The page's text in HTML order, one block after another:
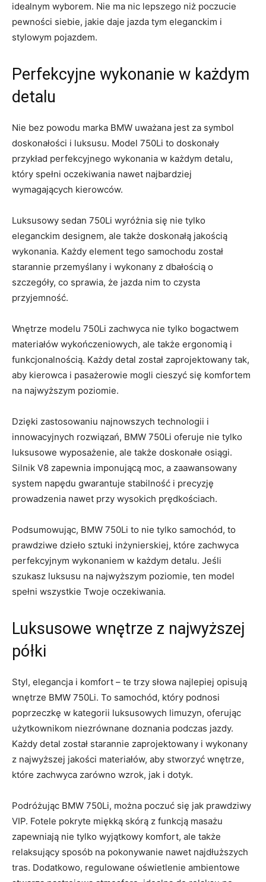
idealnym wyborem. Nie ma ​nic⁢ lepszego niż poczucie
‍pewności siebie,⁤ jakie daje​ jazda tym eleganckim i
stylowym ⁣pojazdem.
Perfekcyjne wykonanie w każdym
detalu
Nie bez powodu ‌marka⁢ BMW uważana jest za ⁣symbol
doskonałości i‍ luksusu. Model 750Li⁢ to doskonały
⁤przykład perfekcyjnego⁢ wykonania w każdym ​detalu,
który spełni oczekiwania nawet najbardziej
wymagających kierowców.
Luksusowy sedan 750Li wyróżnia się ​nie​ tylko
‍eleganckim⁤ designem, ale‌ także‌ doskonałą jakością
wykonania. Każdy element tego samochodu ‍został
starannie przemyślany i wykonany z‌ dbałością ⁢o
szczegóły,‍ co ‌sprawia,⁤ że jazda nim to czysta
przyjemność.
Wnętrze modelu ​750Li zachwyca nie tylko⁤ bogactwem⁢
materiałów wykończeniowych, ale także ergonomią i‍
funkcjonalnością.⁤ Każdy detal został⁣ zaprojektowany tak,
aby kierowca i pasażerowie mogli cieszyć się komfortem
na najwyższym poziomie.
Dzięki zastosowaniu⁢ najnowszych technologii i‍
innowacyjnych rozwiązań, ⁤BMW⁣ 750Li oferuje‍ nie ⁣tylko
luksusowe wyposażenie,⁤ ale ‌także‌ doskonałe osiągi.
Silnik V8 zapewnia imponującą moc, a zaawansowany⁢
system ⁤napędu⁢ gwarantuje stabilność i precyzję ​
prowadzenia nawet⁢ przy⁢ wysokich prędkościach.
Podsumowując, BMW 750Li ⁢to nie tylko samochód, to
prawdziwe dzieło⁤ sztuki ‌inżynierskiej, które zachwyca
perfekcyjnym‌ wykonaniem w⁣ każdym detalu.⁤ Jeśli
⁣szukasz luksusu na najwyższym poziomie, ten model
spełni wszystkie Twoje⁢ oczekiwania.
Luksusowe ‍wnętrze z ⁤najwyższej
półki
Styl, elegancja i​ komfort – te trzy słowa ‌najlepiej ⁢opisują
⁢wnętrze BMW​ 750Li. To samochód, który podnosi
poprzeczkę w kategorii luksusowych limuzyn, oferując
użytkownikom niezrównane doznania​ podczas jazdy.
Każdy detal został starannie zaprojektowany i wykonany
z ‍najwyższej⁢ jakości materiałów, aby stworzyć⁤ wnętrze,
które⁢ zachwyca zarówno⁢ wzrok, ⁢jak i dotyk.
Podróżując BMW 750Li, można⁣ poczuć się jak ‍prawdziwy⁢
VIP.‍ Fotele⁣ pokryte ‍miękką skórą‍ z⁤ funkcją masażu
zapewniają ​nie tylko wyjątkowy komfort, ‍ale także
relaksujący sposób na ⁣pokonywanie⁢ nawet najdłuższych
tras. ​Dodatkowo, regulowane⁢ oświetlenie ​ambientowe